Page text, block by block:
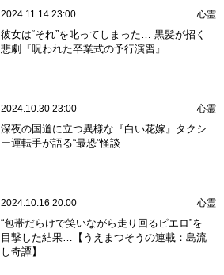
2024.11.14 23:00 心霊
彼女は“それ”を叱ってしまった… 黒髪が招く
悲劇『呪われた卒業式の予行演習』
2024.10.30 23:00 心霊
深夜の国道に立つ異様な『白い花嫁』タクシ
ー運転手が語る“最恐”怪談
2024.10.16 20:00 心霊
“包帯だらけで笑いながら走り回るピエロ”を
目撃した結果…【うえまつそうの連載：島流
し奇譚】